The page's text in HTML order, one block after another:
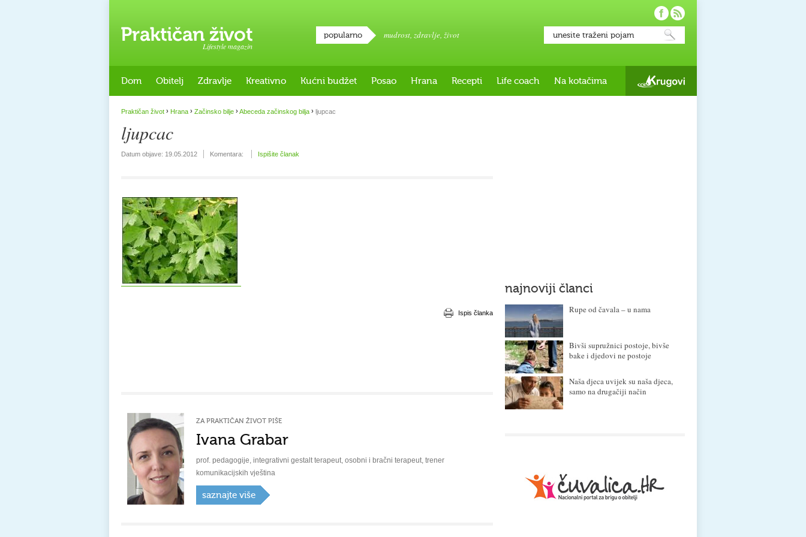
Lifestyle magazin
popularno mudrost, zdravlje, život
Dom Obitelj Zdravlje Kreativno Kućni budžet Posao Hrana Recepti Life coach Na kotačima
Praktičan život › Hrana › Začinsko bilje ›Abeceda začinskog bilja › ljupcac
ljupcac
Datum objave: 19.05.2012 Komentara: Ispišite članak
Ispis članka
ZA PRAKTIČAN ŽIVOT PIŠE
Ivana Grabar
prof. pedagogije, integrativni gestalt terapeut, osobni i bračni terapeut, trener
komunikacijskih vještina
saznajte više
najnoviji članci
Rupe od čavala – u nama
Bivši supružnici postoje, bivše
bake i djedovi ne postoje
Naša djeca uvijek su naša djeca,
samo na drugačiji način